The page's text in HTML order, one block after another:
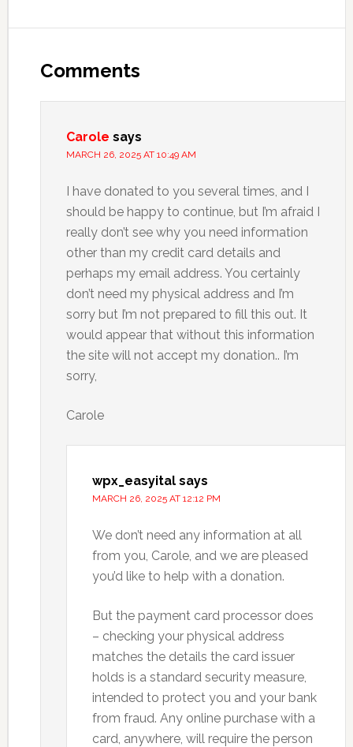
Comments
Carole says
MARCH 26, 2025 AT 10:49 AM
I have donated to you several times, and I
should be happy to continue, but I’m afraid I
really don’t see why you need information
other than my credit card details and
perhaps my email address. You certainly
don’t need my physical address and I’m
sorry but I’m not prepared to fill this out. It
would appear that without this information
the site will not accept my donation.. I’m
sorry,
Carole
wpx_easyital says
MARCH 26, 2025 AT 12:12 PM
We don’t need any information at all
from you, Carole, and we are pleased
you’d like to help with a donation.
But the payment card processor does
– checking your physical address
matches the details the card issuer
holds is a standard security measure,
intended to protect you and your bank
from fraud. Any online purchase with a
card, anywhere, will require the person